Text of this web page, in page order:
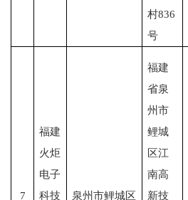
村836
号
7
福建
火炬
电子
科技
泉州市鲤城区
福建
省泉
州市
鲤城
区江
南高
新技